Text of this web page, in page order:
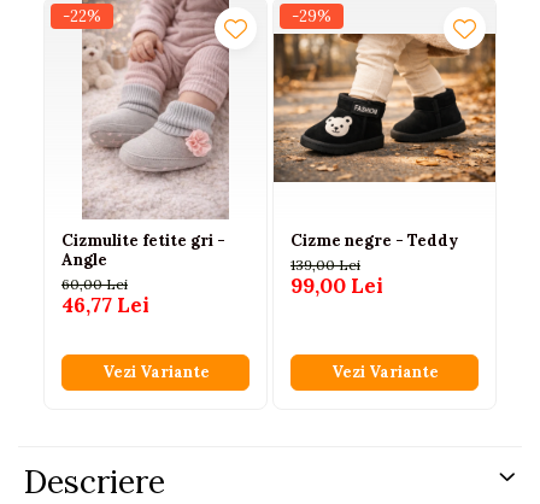
-22%
Cizmulite fetite gri -
Angle
60,00 Lei
46,77 Lei
Vezi Variante
-29%
Cizme negre - Teddy
139,00 Lei
99,00 Lei
Vezi Variante
Descriere